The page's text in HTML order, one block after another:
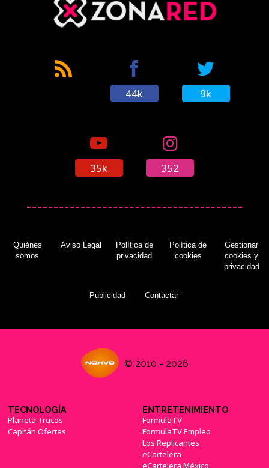
nueva comparación gráfica con Tess
(15/06/2022)
La serie de 'The Last of Us' para HBO ya tiene
una ventana de estreno concreta (15/07/2022)
un posible arte de la nueva IP de Naughty Dog
nos deja sin aliento, chasqueador incluido
'The Last of Us - Parte I' revela sus
características y requísitos para la versión de
PC (10/03/2023)
44k 9k
35k 352
Quiénes
somos
Aviso Legal
Política de
privacidad
Política de
cookies
Gestionar
cookies y
privacidad
Publicidad Contactar
© 2010 - 2026
TECNOLOGÍA
Planeta Trucos
Capitán Ofertas
ENTRETENIMIENTO
FormulaTV
FormulaTV Empleo
Los Replicantes
eCartelera
eCartelera México